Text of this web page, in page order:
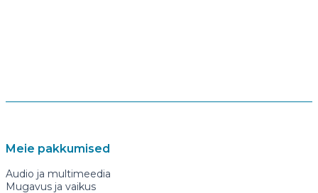
Meie pakkumised
Audio ja multimeedia
Mugavus ja vaikus